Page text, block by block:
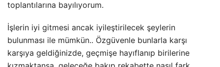
toplantılarına bayılıyorum.
İşlerin iyi gitmesi ancak iyileştirilecek şeylerin
bulunması ile mümkün.. Özgüvenle bunlarla karşı
karşıya geldiğinizde, geçmişe hayıflanıp birilerine